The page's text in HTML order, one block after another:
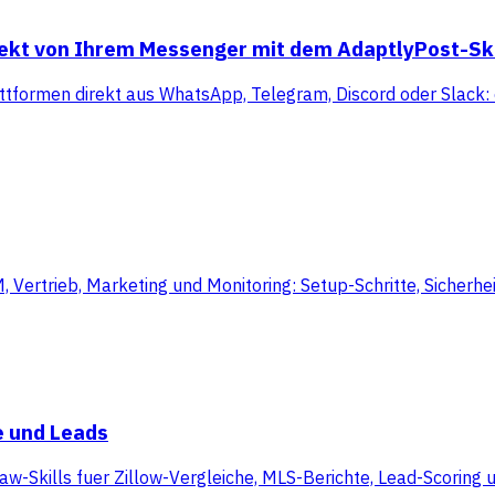
von Ihrem Messenger mit dem AdaptlyPost-
direkt aus WhatsApp, Telegram, Discord oder Slack:
Marketing und Monitoring: Setup-Schritte,
Leads
Skills fuer Zillow-Vergleiche, MLS-Berichte, Lead-Scoring